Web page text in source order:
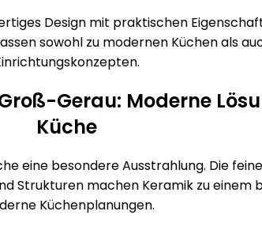
Design mit praktischen
sowohl zu modernen Küchen als
Gerau: Moderne
Küche
eine besondere Ausstrahlung. Die
Strukturen machen Keramik zu
Küchenplanungen.